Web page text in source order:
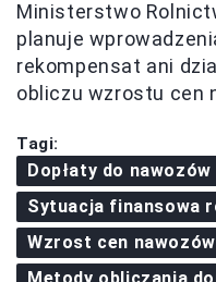
Ministerstwo
planuje
rekompensat ani
obliczu wzrostu cen
Tagi:
Dopłaty do nawozów
Sytuacja finansowa
Wzrost cen nawozów
Metody obliczania